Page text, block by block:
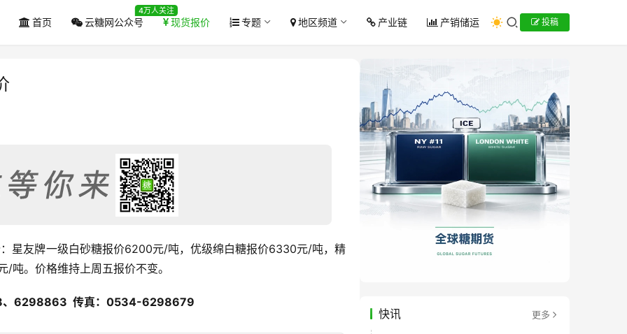
首页 云糖网公众号
4万人关注
现货报价 专题 地区频道 产业链 产销储运 投稿
星友牌一级白砂糖报价6200元/吨，优级绵白糖报价6330元/吨，精
。价格维持上周五报价不变。
、6298863  传真：0534-6298679
快讯 更多